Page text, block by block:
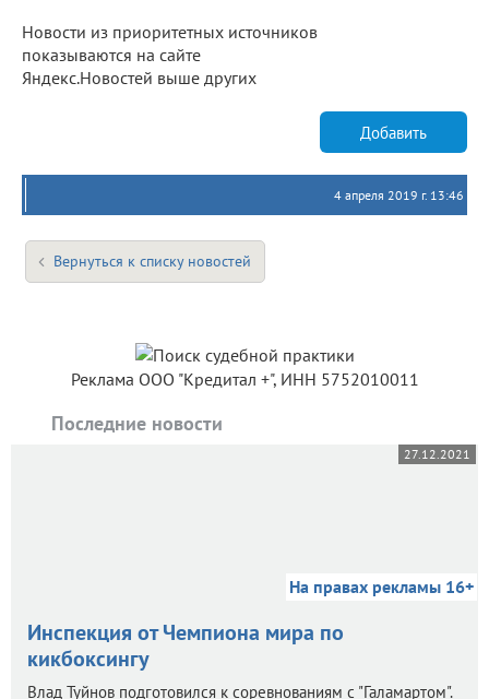
Новости из приоритетных источников
показываются на сайте
Яндекс.Новостей выше других
Добавить
4 апреля 2019 г. 13:46
Вернуться к списку новостей
Реклама ООО "Кредитал +", ИНН 5752010011
Последние новости
27.12.2021
На правах рекламы 16+
Инспекция от Чемпиона мира по
кикбоксингу
Влад Туйнов подготовился к соревнованиям с "Галамартом".